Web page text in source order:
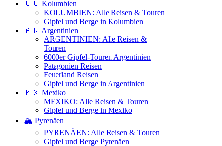
🇨🇴 Kolumbien
KOLUMBIEN: Alle Reisen & Touren
Gipfel und Berge in Kolumbien
🇦🇷 Argentinien
ARGENTINIEN: Alle Reisen &
Touren
6000er Gipfel-Touren Argentinien
Patagonien Reisen
Feuerland Reisen
Gipfel und Berge in Argentinien
🇲🇽 Mexiko
MEXIKO: Alle Reisen & Touren
Gipfel und Berge in Mexiko
🏔️ Pyrenäen
PYRENÄEN: Alle Reisen & Touren
Gipfel und Berge Pyrenäen